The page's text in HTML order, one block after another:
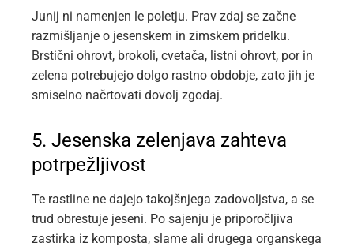
Junij ni namenjen le poletju. Prav zdaj se začne
razmišljanje o jesenskem in zimskem pridelku.
Brstični ohrovt, brokoli, cvetača, listni ohrovt, por in
zelena potrebujejo dolgo rastno obdobje, zato jih je
smiselno načrtovati dovolj zgodaj.
5. Jesenska zelenjava zahteva
potrpežljivost
Te rastline ne dajejo takojšnjega zadovoljstva, a se
trud obrestuje jeseni. Po sajenju je priporočljiva
zastirka iz komposta, slame ali drugega organskega